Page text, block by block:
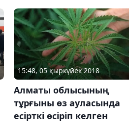
15:48, 05 қыркүйек 2018
Алматы облысының
тұрғыны өз ауласында
есірткі өсіріп келген